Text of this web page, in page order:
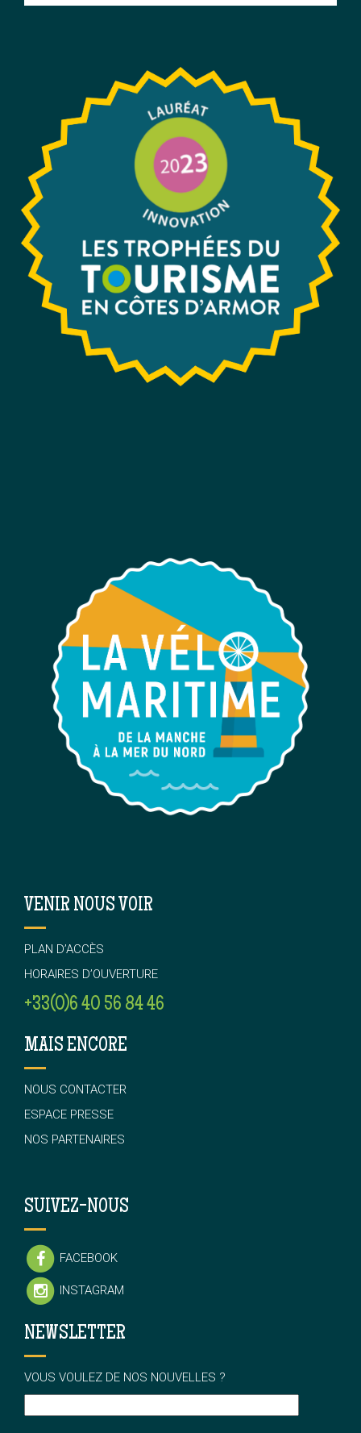
VENIR NOUS VOIR
PLAN D’ACCÈS
HORAIRES D’OUVERTURE
+33(0)6 40 56 84 46
MAIS ENCORE
NOUS CONTACTER
ESPACE PRESSE
NOS PARTENAIRES
SUIVEZ-NOUS
FACEBOOK
INSTAGRAM
NEWSLETTER
VOUS VOULEZ DE NOS NOUVELLES ?